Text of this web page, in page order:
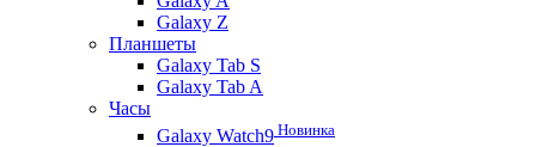
Galaxy Z
Планшеты
Galaxy Tab S
Galaxy Tab A
Часы
Galaxy Watch9 Новинка